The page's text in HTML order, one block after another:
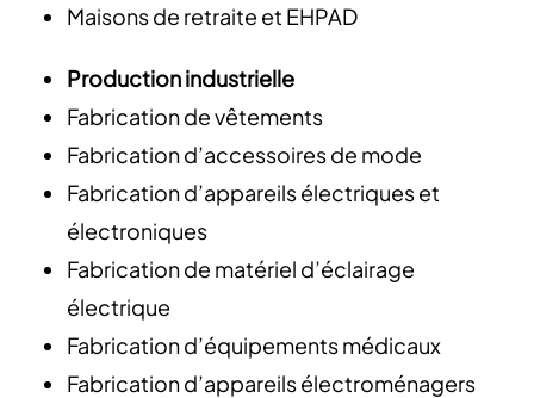
Maisons de retraite et EHPAD
Production industrielle
Fabrication de vêtements
Fabrication d’accessoires de mode
Fabrication d’appareils électriques et
électroniques
Fabrication de matériel d’éclairage
électrique
Fabrication d’équipements médicaux
Fabrication d’appareils électroménagers